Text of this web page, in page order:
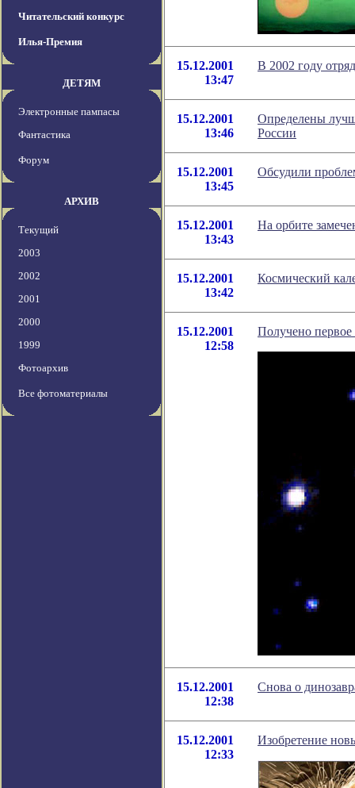
Читательский конкурс
Илья-Премия
ДЕТЯМ
Электронные пампасы
Фантастика
Форум
АРХИВ
Текущий
2003
2002
2001
2000
1999
Фотоархив
Все фотоматериалы
15.12.2001
13:47
В 2002 году
15.12.2001
13:46
Определены
России
15.12.2001
13:45
Обсудили
15.12.2001
13:43
На орбите
15.12.2001
13:42
Космический
15.12.2001
12:58
Получено
15.12.2001
12:38
Снова о
15.12.2001
12:33
Изобретение